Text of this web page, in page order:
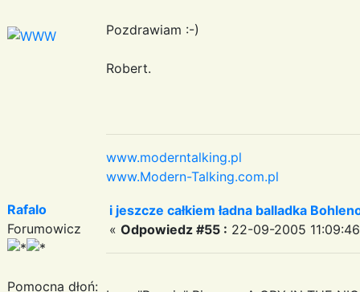
Pozdrawiam :-)
Robert.
www.moderntalking.pl
www.Modern-Talking.com.pl
Rafalo
Forumowicz
Pomocna dłoń:
i jeszcze całkiem ładna balladka
« Odpowiedz #55 : 22-09-2005